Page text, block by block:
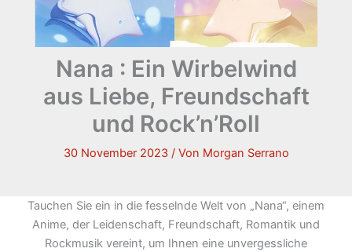
Nana : Ein Wirbelwind
aus Liebe, Freundschaft
und Rock’n’Roll
30 November 2023 / Von Morgan Serrano
Tauchen Sie ein in die fesselnde Welt von „Nana“, einem
Anime, der Leidenschaft, Freundschaft, Romantik und
Rockmusik vereint, um Ihnen eine unvergessliche